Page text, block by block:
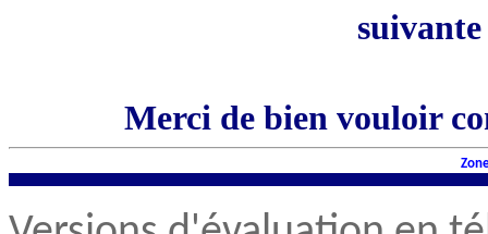
suivante
Merci de bien vouloir